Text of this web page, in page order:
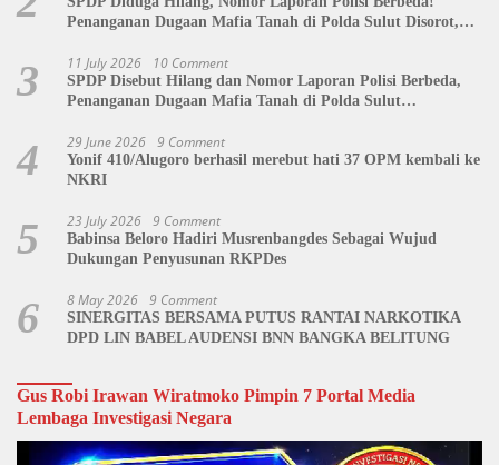
Penanganan Dugaan Mafia Tanah di Polda Sulut Disorot,
3 11 July 2026 10 Comment
SPDP Disebut Hilang dan Nomor Laporan Polisi Berbeda,
Penanganan Dugaan Mafia Tanah di Polda Sulut
4 29 June 2026 9 Comment
Yonif 410/Alugoro berhasil merebut hati 37 OPM kembali ke
NKRI
5 23 July 2026 9 Comment
Babinsa Beloro Hadiri Musrenbangdes Sebagai Wujud
Dukungan Penyusunan RKPDes
6 8 May 2026 9 Comment
SINERGITAS BERSAMA PUTUS RANTAI NARKOTIKA
DPD LIN BABEL AUDENSI BNN BANGKA BELITUNG
Gus Robi Irawan Wiratmoko Pimpin 7 Portal Media
Lembaga Investigasi Negara
Video